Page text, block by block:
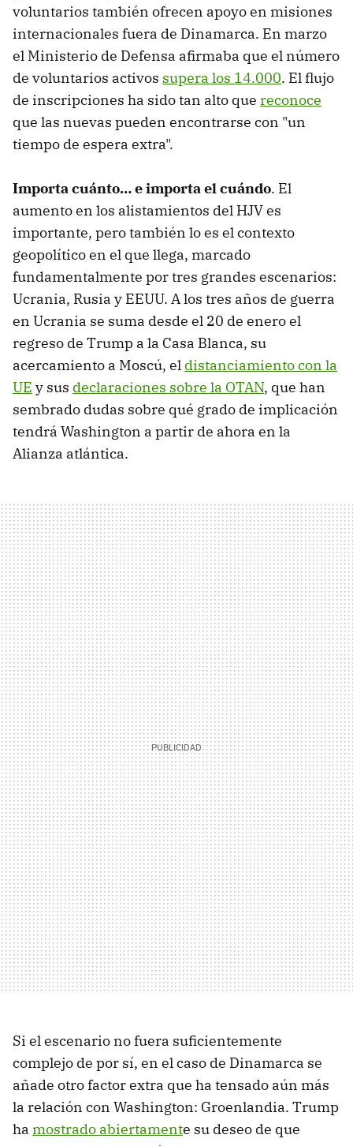
voluntarios también ofrecen apoyo en misiones
internacionales fuera de Dinamarca. En marzo
el Ministerio de Defensa afirmaba que el número
de voluntarios activos supera los 14.000. El flujo
de inscripciones ha sido tan alto que reconoce
que las nuevas pueden encontrarse con "un
tiempo de espera extra".
Importa cuánto… e importa el cuándo. El
aumento en los alistamientos del HJV es
importante, pero también lo es el contexto
geopolítico en el que llega, marcado
fundamentalmente por tres grandes escenarios:
Ucrania, Rusia y EEUU. A los tres años de guerra
en Ucrania se suma desde el 20 de enero el
regreso de Trump a la Casa Blanca, su
acercamiento a Moscú, el distanciamiento con la
UE y sus declaraciones sobre la OTAN, que han
sembrado dudas sobre qué grado de implicación
tendrá Washington a partir de ahora en la
Alianza atlántica.
Si el escenario no fuera suficientemente
complejo de por sí, en el caso de Dinamarca se
añade otro factor extra que ha tensado aún más
la relación con Washington: Groenlandia. Trump
ha mostrado abiertamente su deseo de que